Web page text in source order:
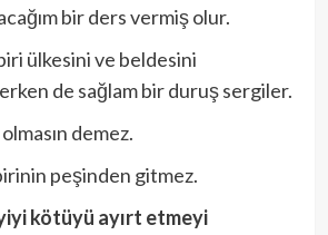
bir ders vermiş olur.
ülkesini ve beldesini
de sağlam bir duruş sergiler.
demez.
peşinden gitmez.
kötüyü ayırt etmeyi